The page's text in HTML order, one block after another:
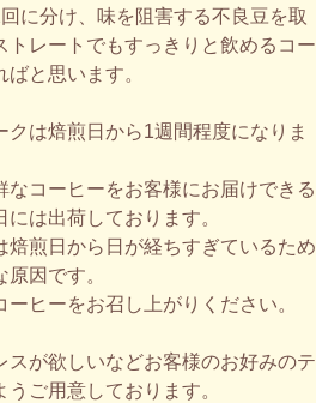
に分け、味を阻害する不良豆を取
トレートでもすっきりと飲めるコー
と思います。
は焙煎日から1週間程度になりま
なコーヒーをお客様にお届けできる
は出荷しております。
焙煎日から日が経ちすぎているため
因です。
ヒーをお召し上がりください。
スが欲しいなどお客様のお好みのテ
ご用意しております。